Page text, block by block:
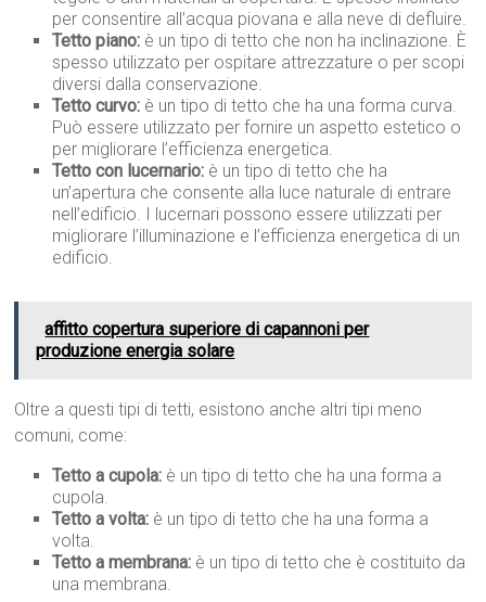
per consentire all’acqua piovana e alla neve di defluire.
Tetto piano: è un tipo di tetto che non ha inclinazione. È
spesso utilizzato per ospitare attrezzature o per scopi
diversi dalla conservazione.
Tetto curvo: è un tipo di tetto che ha una forma curva.
Può essere utilizzato per fornire un aspetto estetico o
per migliorare l’efficienza energetica.
Tetto con lucernario: è un tipo di tetto che ha
un’apertura che consente alla luce naturale di entrare
nell’edificio. I lucernari possono essere utilizzati per
migliorare l’illuminazione e l’efficienza energetica di un
edificio.
affitto copertura superiore di capannoni per
produzione energia solare
Oltre a questi tipi di tetti, esistono anche altri tipi meno
comuni, come:
Tetto a cupola: è un tipo di tetto che ha una forma a
cupola.
Tetto a volta: è un tipo di tetto che ha una forma a
volta.
Tetto a membrana: è un tipo di tetto che è costituito da
una membrana.